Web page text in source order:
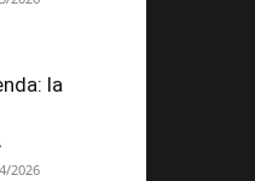
la
2026